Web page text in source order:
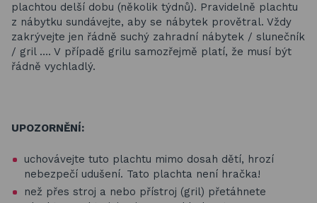
plachtou delší dobu (několik týdnů). Pravidelně plachtu
z nábytku sundávejte, aby se nábytek provětral. Vždy
zakrývejte jen řádně suchý zahradní nábytek / slunečník
/ gril …. V případě grilu samozřejmě platí, že musí být
řádně vychladlý.
UPOZORNĚNÍ:
uchovávejte tuto plachtu mimo dosah dětí, hrozí
nebezpečí udušení. Tato plachta není hračka!
než přes stroj a nebo přístroj (gril) přetáhnete